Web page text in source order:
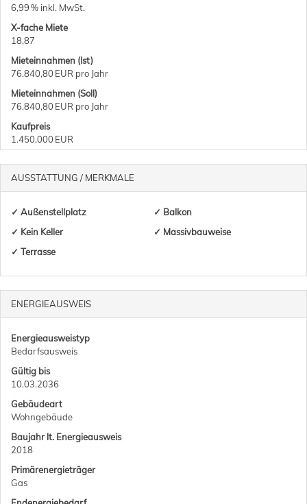
6,99 % inkl. MwSt.
X-fache Miete
18,87
Mieteinnahmen (Ist)
76.840,80 EUR pro Jahr
Mieteinnahmen (Soll)
76.840,80 EUR pro Jahr
Kaufpreis
1.450.000 EUR
AUSSTATTUNG / MERKMALE
✓ Außenstellplatz
✓ Balkon
✓ Kein Keller
✓ Massivbauweise
✓ Terrasse
ENERGIEAUSWEIS
Energieausweistyp
Bedarfs­ausweis
Gültig bis
10.03.2036
Gebäudeart
Wohngebäude
Baujahr lt. Energieausweis
2018
Primärenergieträger
Gas